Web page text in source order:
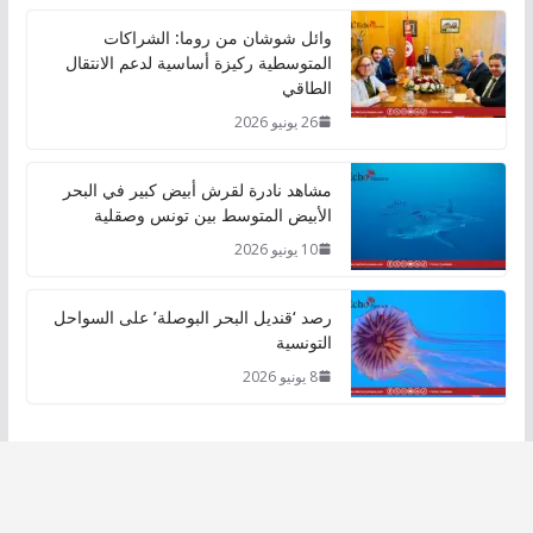
وائل شوشان من روما: الشراكات
المتوسطية ركيزة أساسية لدعم الانتقال
الطاقي
26 يونيو 2026
مشاهد نادرة لقرش أبيض كبير في البحر
الأبيض المتوسط بين تونس وصقلية
10 يونيو 2026
رصد ‘قنديل البحر البوصلة’ على السواحل
التونسية
8 يونيو 2026